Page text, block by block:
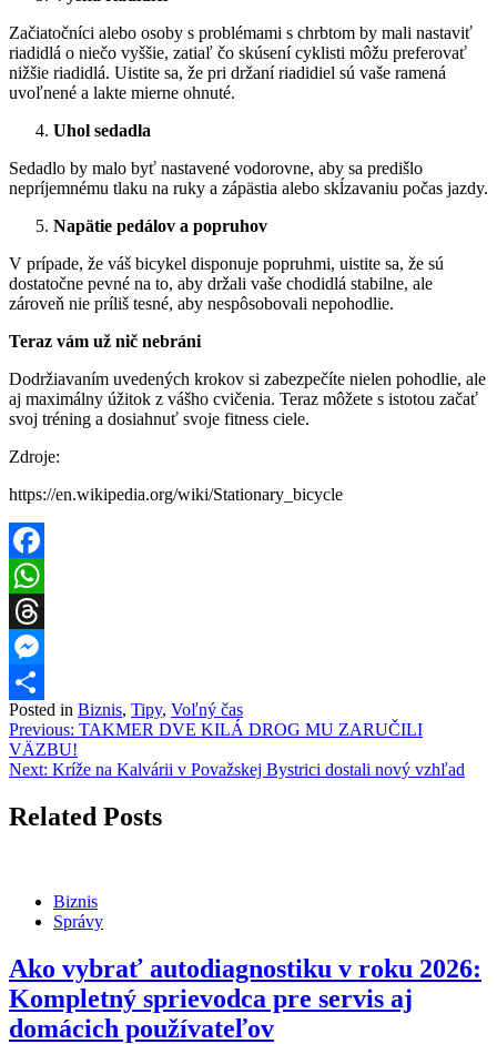
Začiatočníci alebo osoby s problémami s chrbtom by mali nastaviť
riadidlá o niečo vyššie, zatiaľ čo skúsení cyklisti môžu preferovať
nižšie riadidlá. Uistite sa, že pri držaní riadidiel sú vaše ramená
uvoľnené a lakte mierne ohnuté. ​
Uhol sedadla
Sedadlo by malo byť nastavené vodorovne, aby sa predišlo
nepríjemnému tlaku na ruky a zápästia alebo skĺzavaniu počas jazdy.
Napätie pedálov a popruhov
V prípade, že váš bicykel disponuje popruhmi, uistite sa, že sú
dostatočne pevné na to, aby držali vaše chodidlá stabilne, ale
zároveň nie príliš tesné, aby nespôsobovali nepohodlie.
Teraz vám už nič nebráni
Dodržiavaním uvedených krokov si zabezpečíte nielen pohodlie, ale
aj maximálny úžitok z vášho cvičenia. Teraz môžete s istotou začať
svoj tréning a dosiahnuť svoje fitness ciele.​
Zdroje:
https://en.wikipedia.org/wiki/Stationary_bicycle
Facebook
WhatsApp
Threads
Messenger
Share
Posted in Biznis, Tipy, Voľný čas
Navigácia
v
Previous: TAKMER DVE KILÁ DROG MU ZARUČILI
VÄZBU!
Next: Kríže na Kalvárii v Považskej Bystrici dostali nový vzhľad
Related Posts
Biznis
Správy
Ako vybrať autodiagnostiku v roku 2026:
Kompletný sprievodca pre servis aj
domácich používateľov